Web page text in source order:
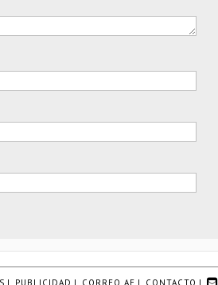
| PUBLICIDAD | CORREO AE | CONTACTO |